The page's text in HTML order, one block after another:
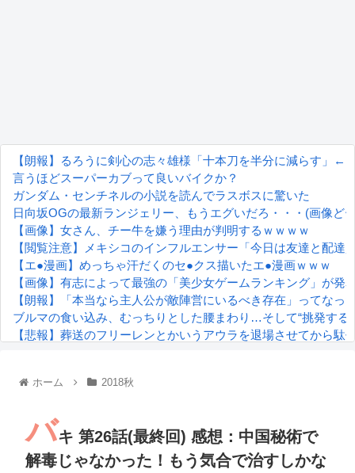
【朗報】るろうに剣心の志々雄様「十本刀を半分に減らす」←
言うほどスーパーカブって良いバイクか？
ガンダム・センチネルの小説を読んでラスボスに驚いた
日向坂OGの最新ランジェリー、もうエグいだろ・・・(画像ど
【画像】女さん、チー牛を嫌う理由が判明するｗｗｗｗ
【閲覧注意】メキシコのインフルエンサー「今日は友達と配
【エ●漫画】めっちゃ汗だくのセ●クス描いたエ●漫画ｗｗｗ
【画像】有志によって最強の「美少女ゲームランキング」が
【朗報】「本当なら主人公が敵陣営にいるべき存在」ってなっ
ブルマの食い込み、むっちりとした腰まわり…そして“挑発す
【悲報】葬送のフリーレンとかいうアウラを退場させてから駄
『進撃の巨人』で一番面白いところってｗｗｗｗｗ
るろうに剣心 -明治剣客浪漫譚- 京都動乱 第33話の感想
同盟、帝国、フェザーン。生まれるなら何処がいいか問題！
ホーム 2018秋
バキ 第26話(最終回) 感想：中国秘術で
解毒じゃなかった！もう気合で治すしかな